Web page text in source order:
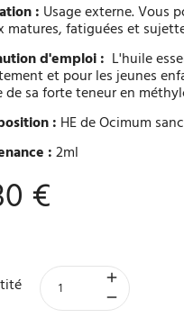
: Usage externe. Vous
matures, fatiguées et
d'emploi : L'huile
et pour les jeunes
de sa forte teneur en
: HE de Ocimum
:2ml
€